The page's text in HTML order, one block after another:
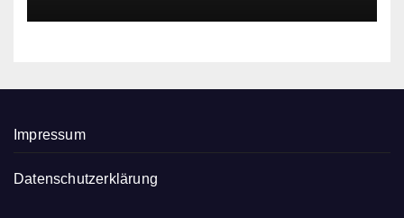
Impressum
Datenschutzerklärung